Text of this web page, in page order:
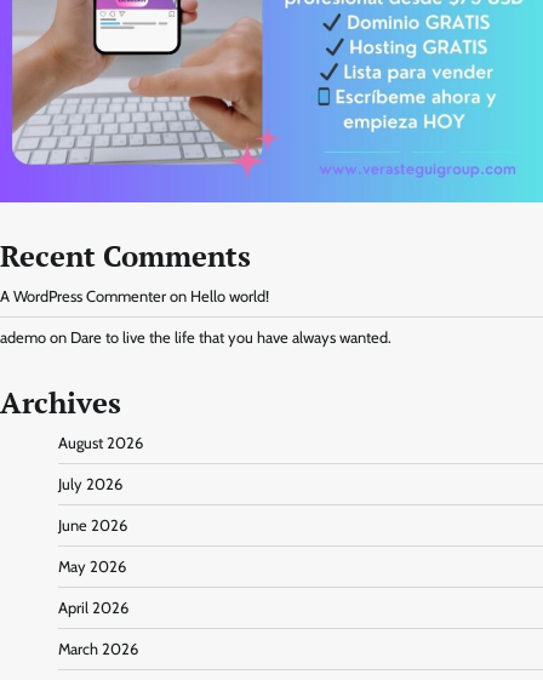
Recent Comments
A WordPress Commenter on Hello world!
ademo on Dare to live the life that you have always wanted.
Archives
August 2026
July 2026
June 2026
May 2026
April 2026
March 2026